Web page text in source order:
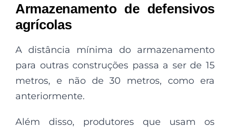
Armazenamento de defensivos
agrícolas
A distância mínima do armazenamento
para outras construções passa a ser de 15
metros, e não de 30 metros, como era
anteriormente.
Além disso, produtores que usam os